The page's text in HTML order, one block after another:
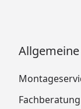
Fachberatung